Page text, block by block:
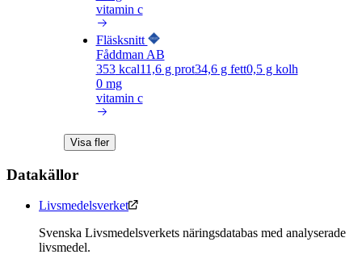
vitamin c
Fläsksnitt
Fåddman AB
353kcal11,6g prot34,6g fett0,5g kolh
0 mg
vitamin c
Visa fler
Datakällor
Livsmedelsverket
Svenska Livsmedelsverkets näringsdatabas med analyserade
livsmedel.